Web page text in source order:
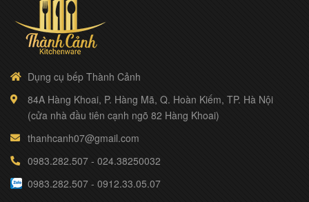
Dụng cụ bếp Thành Cảnh
84A Hàng Khoai, P. Hàng Mã, Q. Hoàn Kiếm, TP. Hà Nội
(cửa nhà đầu tiên cạnh ngõ 82 Hàng Khoai)
thanhcanh07@gmail.com
0983.282.507 - 024.38250032
0983.282.507 - 0912.33.05.07